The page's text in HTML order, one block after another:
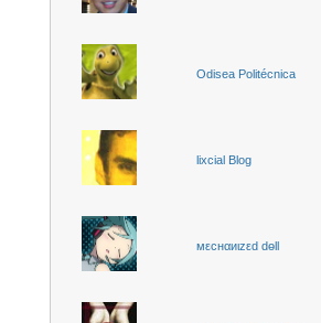
Odisea Politécnica
lixcial Blog
мεcнαиιzεd dөll